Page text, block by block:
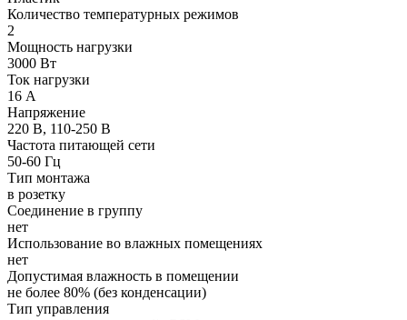
Количество температурных режимов
2
Мощность нагрузки
3000 Вт
Ток нагрузки
16 А
Напряжение
220 В, 110-250 В
Частота питающей сети
50-60 Гц
Тип монтажа
в розетку
Соединение в группу
нет
Использование во влажных помещениях
нет
Допустимая влажность в помещении
не более 80% (без конденсации)
Тип управления